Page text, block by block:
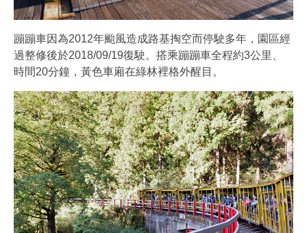
蹦蹦車因為2012年颱風造成路基掏空而停駛多年，園區經
過整修後於2018/09/19復駛。搭乘蹦蹦車全程約3公里、
時間20分鐘，黃色車廂在綠林裡格外醒目。